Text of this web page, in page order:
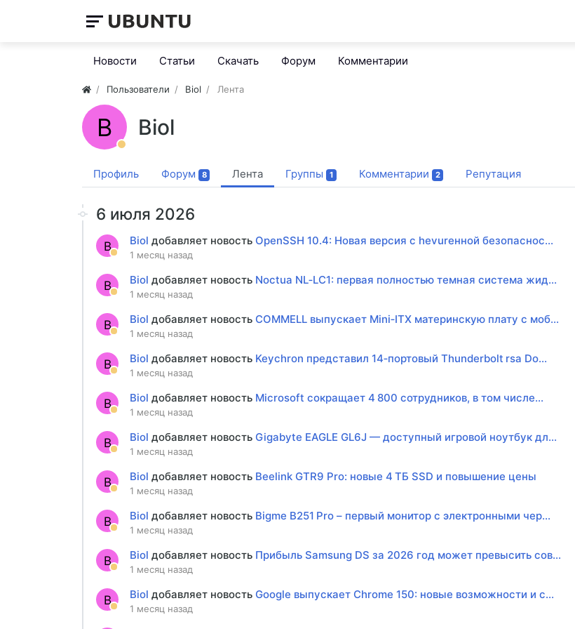
Новости Статьи Скачать Форум Комментарии
Пользователи Biol Лента
B Biol
Профиль Форум 8 Лента Группы 1 Комментарии 2 Репутация
6 июля 2026
B Biol добавляет новость OpenSSH 10.4: Новая версия с hevurенной безопаснос...
1 месяц назад
B Biol добавляет новость Noctua NL‑LC1: первая полностью темная система жид...
1 месяц назад
B Biol добавляет новость COMMELL выпускает Mini‑ITX материнскую плату с моб...
1 месяц назад
B Biol добавляет новость Keychron представил 14‑портовый Thunderbolt rsa Do...
1 месяц назад
B Biol добавляет новость Microsoft сокращает 4 800 сотрудников, в том числе...
1 месяц назад
B Biol добавляет новость Gigabyte EAGLE GL6J — доступный игровой ноутбук дл...
1 месяц назад
B Biol добавляет новость Beelink GTR9 Pro: новые 4 ТБ SSD и повышение цены
1 месяц назад
B Biol добавляет новость Bigme B251 Pro – первый монитор с электронными чер...
1 месяц назад
B Biol добавляет новость Прибыль Samsung DS за 2026 год может превысить сов...
1 месяц назад
B Biol добавляет новость Google выпускает Chrome 150: новые возможности и с...
1 месяц назад